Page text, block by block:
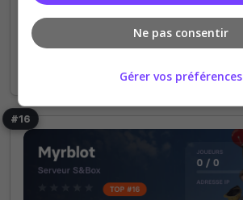
0 Slots
Voir le serveur
#16
Ne pas consentir
Gérer vos préférences